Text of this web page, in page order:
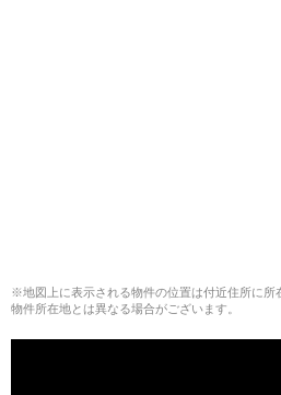
※地図上に表示される物件の位置は付近住所に所
物件所在地とは異なる場合がございます。